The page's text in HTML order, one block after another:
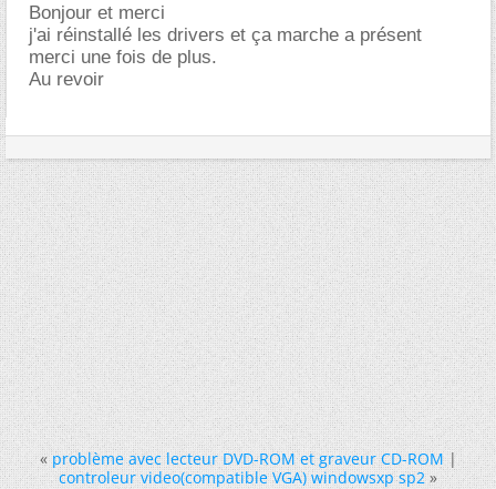
Bonjour et merci
j'ai réinstallé les drivers et ça marche a présent
merci une fois de plus.
Au revoir
« problème avec lecteur DVD-ROM et graveur CD-ROM|
controleur video(compatible VGA) windowsxp sp2 »